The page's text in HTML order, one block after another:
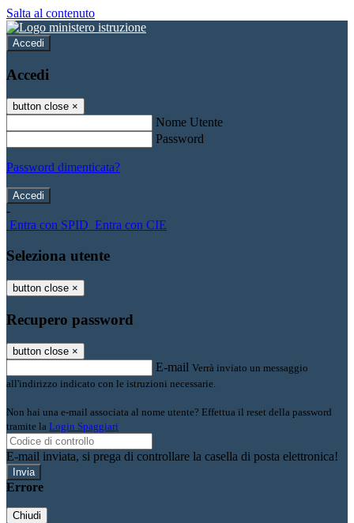
Salta al contenuto
Accedi
Accedi
button close ×
Nome Utente
Password
Password dimenticata?
-
Entra con SPID Entra con CIE
Seleziona utente
button close ×
Recupero password
button close ×
E-mail Verrà inviato un messaggio
all'indirizzo indicato con le istruzioni necessarie.
Non hai una e-mail associata al nome utente? Effettua il reset della password
tramite la Login Spaggiari
E-mail inviata, si prega di controllare la casella di posta elettronica!
Errore
Chiudi